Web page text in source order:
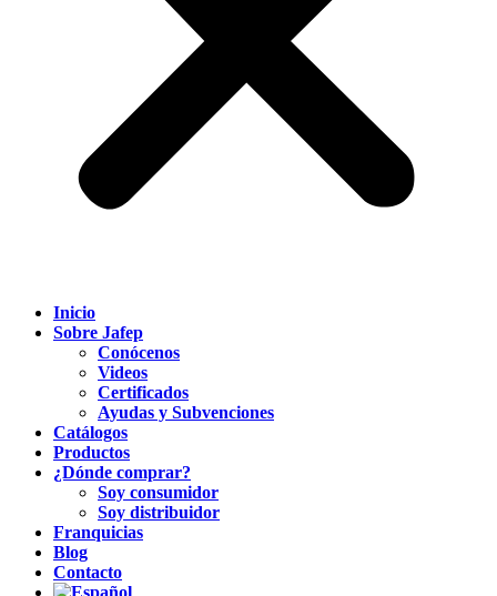
Inicio
Sobre Jafep
Conócenos
Videos
Certificados
Ayudas y Subvenciones
Catálogos
Productos
¿Dónde comprar?
Soy consumidor
Soy distribuidor
Franquicias
Blog
Contacto